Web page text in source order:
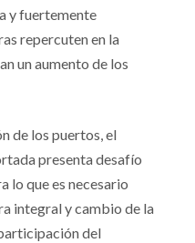
y fuertemente
repercuten en la
un aumento de los
de los puertos, el
presenta desafío
lo que es necesario
integral y cambio de la
del